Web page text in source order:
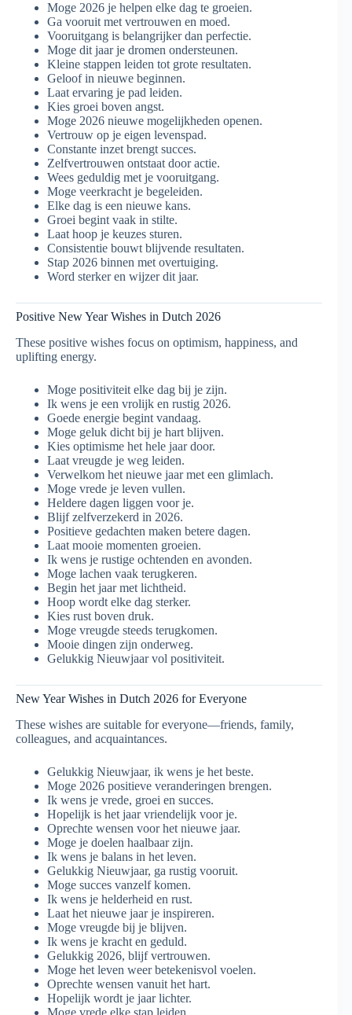
Moge 2026 je helpen elke dag te groeien.
Ga vooruit met vertrouwen en moed.
Vooruitgang is belangrijker dan perfectie.
Moge dit jaar je dromen ondersteunen.
Kleine stappen leiden tot grote resultaten.
Geloof in nieuwe beginnen.
Laat ervaring je pad leiden.
Kies groei boven angst.
Moge 2026 nieuwe mogelijkheden openen.
Vertrouw op je eigen levenspad.
Constante inzet brengt succes.
Zelfvertrouwen ontstaat door actie.
Wees geduldig met je vooruitgang.
Moge veerkracht je begeleiden.
Elke dag is een nieuwe kans.
Groei begint vaak in stilte.
Laat hoop je keuzes sturen.
Consistentie bouwt blijvende resultaten.
Stap 2026 binnen met overtuiging.
Word sterker en wijzer dit jaar.
Positive New Year Wishes in Dutch 2026
These positive wishes focus on optimism, happiness, and
uplifting energy.
Moge positiviteit elke dag bij je zijn.
Ik wens je een vrolijk en rustig 2026.
Goede energie begint vandaag.
Moge geluk dicht bij je hart blijven.
Kies optimisme het hele jaar door.
Laat vreugde je weg leiden.
Verwelkom het nieuwe jaar met een glimlach.
Moge vrede je leven vullen.
Heldere dagen liggen voor je.
Blijf zelfverzekerd in 2026.
Positieve gedachten maken betere dagen.
Laat mooie momenten groeien.
Ik wens je rustige ochtenden en avonden.
Moge lachen vaak terugkeren.
Begin het jaar met lichtheid.
Hoop wordt elke dag sterker.
Kies rust boven druk.
Moge vreugde steeds terugkomen.
Mooie dingen zijn onderweg.
Gelukkig Nieuwjaar vol positiviteit.
New Year Wishes in Dutch 2026 for Everyone
These wishes are suitable for everyone—friends, family,
colleagues, and acquaintances.
Gelukkig Nieuwjaar, ik wens je het beste.
Moge 2026 positieve veranderingen brengen.
Ik wens je vrede, groei en succes.
Hopelijk is het jaar vriendelijk voor je.
Oprechte wensen voor het nieuwe jaar.
Moge je doelen haalbaar zijn.
Ik wens je balans in het leven.
Gelukkig Nieuwjaar, ga rustig vooruit.
Moge succes vanzelf komen.
Ik wens je helderheid en rust.
Laat het nieuwe jaar je inspireren.
Moge vreugde bij je blijven.
Ik wens je kracht en geduld.
Gelukkig 2026, blijf vertrouwen.
Moge het leven weer betekenisvol voelen.
Oprechte wensen vanuit het hart.
Hopelijk wordt je jaar lichter.
Moge vrede elke stap leiden.